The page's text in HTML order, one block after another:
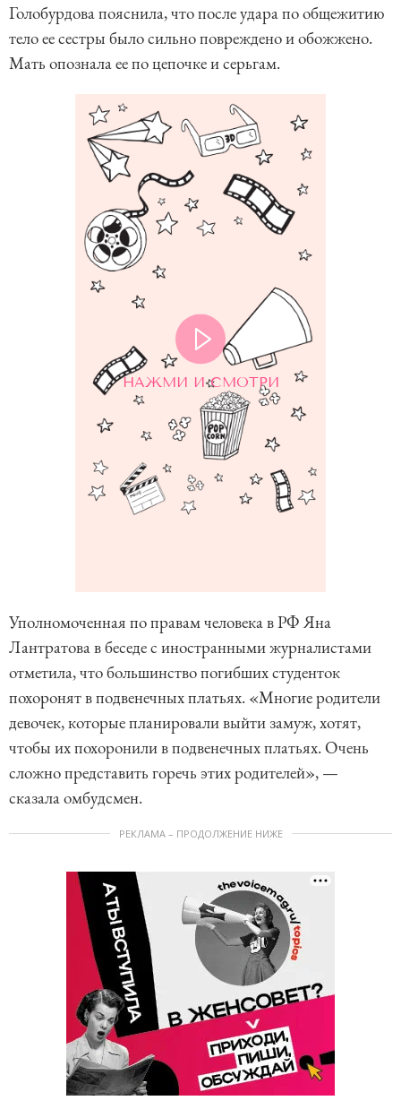
Голобурдова пояснила, что после удара по общежитию
тело ее сестры было сильно повреждено и обожжено.
Мать опознала ее по цепочке и серьгам.
НАЖМИ И СМОТРИ
Уполномоченная по правам человека в РФ Яна
Лантратова в беседе с иностранными журналистами
отметила, что большинство погибших студенток
похоронят в подвенечных платьях. «Многие родители
девочек, которые планировали выйти замуж, хотят,
чтобы их похоронили в подвенечных платьях. Очень
сложно представить горечь этих родителей», —
сказала омбудсмен.
РЕКЛАМА – ПРОДОЛЖЕНИЕ НИЖЕ